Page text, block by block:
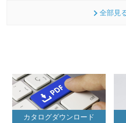
全部見
カタログダウンロード